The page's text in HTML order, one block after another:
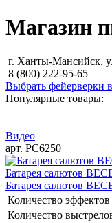
Магазин
г. Ханты-Мансийск,
8 (800) 222-95-65
Выбрать фейерверки
Популярные товары:
Видео
арт. РС6250
Батарея салютов
Батарея салютов
Количество эффектов
Количество